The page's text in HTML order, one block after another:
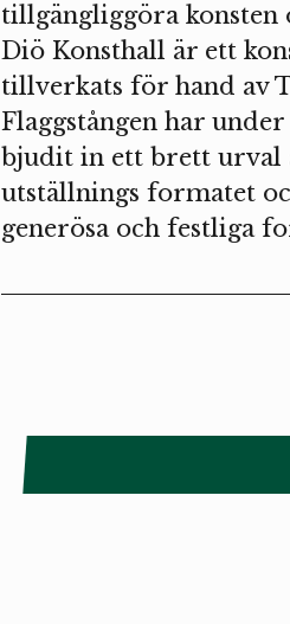
tillgängliggöra konsten
Diö Konsthall är ett
tillverkats för hand av
Flaggstången har
bjudit in ett brett urval
utställnings formatet
generösa och festliga